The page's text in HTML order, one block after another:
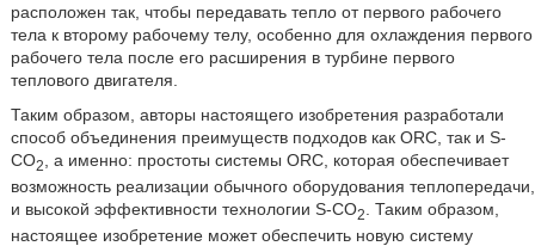
расположен так, чтобы передавать тепло от первого рабочего
тела к второму рабочему телу, особенно для охлаждения первого
рабочего тела после его расширения в турбине первого
теплового двигателя.
Таким образом, авторы настоящего изобретения разработали
способ объединения преимуществ подходов как ORC, так и S-
CО2
, а именно: простоты системы ORC, которая обеспечивает
возможность реализации обычного оборудования теплопередачи,
и высокой эффективности технологии S-CО2
. Таким образом,
настоящее изобретение может обеспечить новую систему